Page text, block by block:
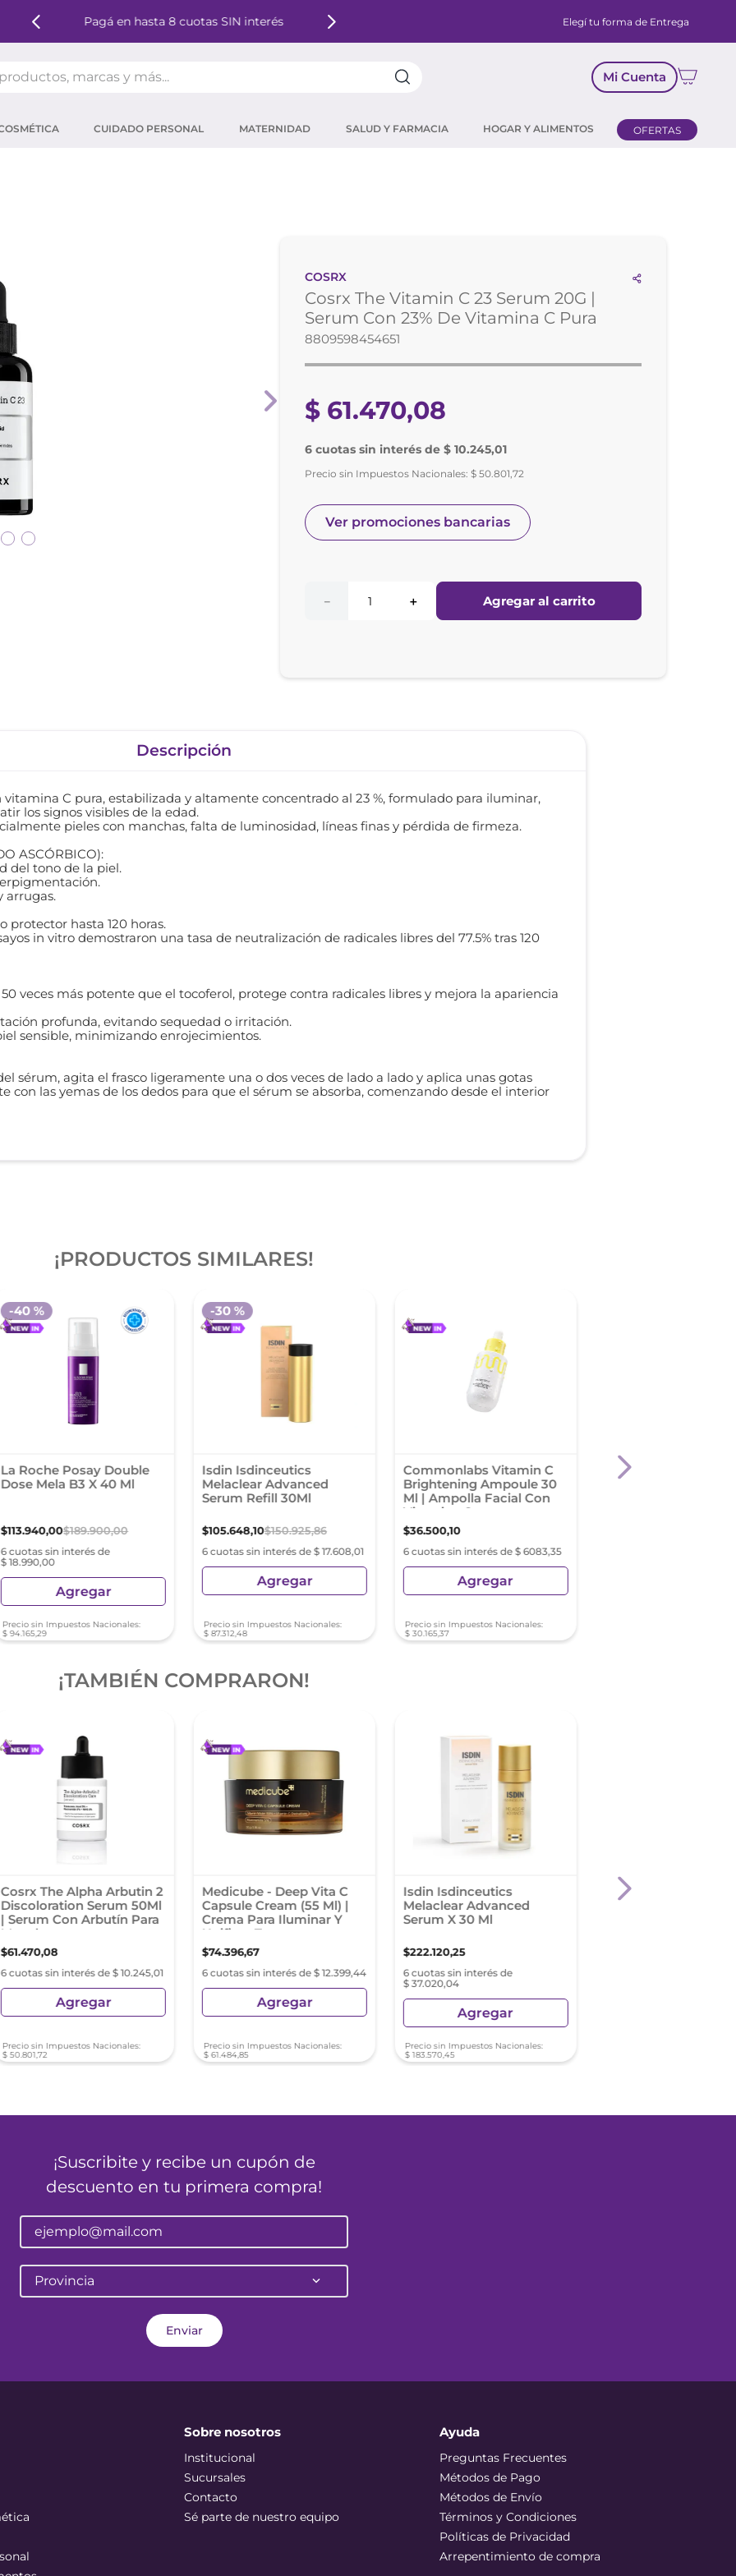
Pagá en hasta 8 cuotas SIN interés Elegí tu forma de Entrega
Mi Cuenta
CUIDADO PERSONAL MATERNIDAD SALUD Y FARMACIA HOGAR Y ALIMENTOS OFERTAS
COSRX
Cosrx The Vitamin C 23 Serum 20G |
Serum Con 23% De Vitamina C Pura
8809598454651
$ 61.470,08
6 cuotas sin interés de $ 10.245,01
Precio sin Impuestos Nacionales:$ 50.801,72
Ver promociones bancarias
＋
－ Agregar al carrito
Descripción
C pura, estabilizada y altamente concentrado al 23 %, formulado para iluminar,
los signos visibles de la edad.
pieles con manchas, falta de luminosidad, líneas finas y pérdida de firmeza.
ASCÓRBICO):
del tono de la piel.
arrugas.
protector hasta 120 horas.
in vitro demostraron una tasa de neutralización de radicales libres del 77.5% tras 120
veces más potente que el tocoferol, protege contra radicales libres y mejora la apariencia
profunda, evitando sequedad o irritación.
sensible, minimizando enrojecimientos.
sérum, agita el frasco ligeramente una o dos veces de lado a lado y aplica unas gotas
con las yemas de los dedos para que el sérum se absorba, comenzando desde el interior
¡PRODUCTOS SIMILARES!
La Roche Posay Double
Dose Mela B3 X 40 Ml
$113.940,00$189.900,00
6 cuotas sin interés de
$ 18.990,00
-40 %
Agregar
Precio sin Impuestos Nacionales:
$ 94.165,29
Isdin Isdinceutics
Melaclear Advanced
Serum Refill 30Ml
$105.648,10$150.925,86
6 cuotas sin interés de $ 17.608,01
-30 %
Agregar
Precio sin Impuestos Nacionales:
$ 87.312,48
Commonlabs Vitamin C
Brightening Ampoule 30
Ml | Ampolla Facial Con
Vitamina C
$36.500,10
6 cuotas sin interés de $ 6083,35
Agregar
Precio sin Impuestos Nacionales:
$ 30.165,37
Cosrx The Alpha
Discoloration Serum
¡TAMBIÉN COMPRARON!
Cosrx The Alpha Arbutin 2
Discoloration Serum 50Ml
| Serum Con Arbutín Para
Manchas
$61.470,08
6 cuotas sin interés de $ 10.245,01
Agregar
Precio sin Impuestos Nacionales:
$ 50.801,72
Medicube - Deep Vita C
Capsule Cream (55 Ml) |
Crema Para Iluminar Y
Unificar Tono
$74.396,67
6 cuotas sin interés de $ 12.399,44
Agregar
Precio sin Impuestos Nacionales:
$ 61.484,85
Isdin Isdinceutics
Melaclear Advanced
Serum X 30 Ml
$222.120,25
6 cuotas sin interés de
$ 37.020,04
Agregar
Precio sin Impuestos Nacionales:
$ 183.570,45
Caviahue Cicancalm
Gr Crema
¡Suscribite y recibe un cupón de
descuento en tu primera compra!
Provincia
Enviar
Sobre nosotros
Institucional
Sucursales
Contacto
Sé parte de nuestro equipo
Ayuda
Preguntas Frecuentes
Métodos de Pago
Métodos de Envío
Términos y Condiciones
Políticas de Privacidad
Arrepentimiento de compra
micelar
pestañas
posay